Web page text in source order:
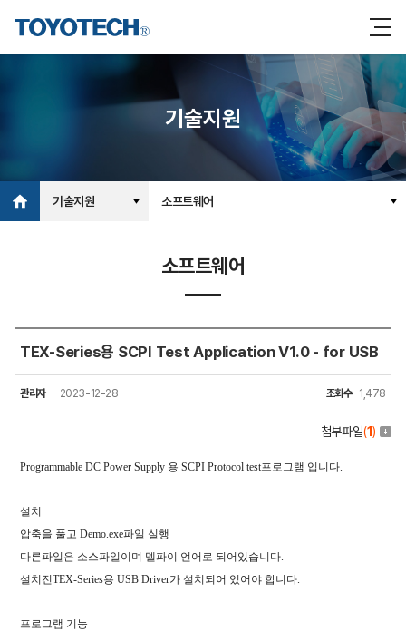
기술지원
기술지원 소프트웨어
소프트웨어
TEX-Series용 SCPI Test Application V1.0 - for USB
관리자 2023-12-28 조회수 1,478
첨부파일(1)
Programmable DC Power Supply 용 SCPI Protocol test프로그램 입니다.
설치
압축을 풀고 Demo.exe파일 실행
다른파일은 소스파일이며 델파이 언어로 되어있습니다.
설치전TEX-Series용 USB Driver가 설치되어 있어야 합니다.
프로그램 기능